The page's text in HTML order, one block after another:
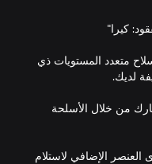
متعدد المستويات ذي
من خلال الأسلحة
الإضافي لاستلام